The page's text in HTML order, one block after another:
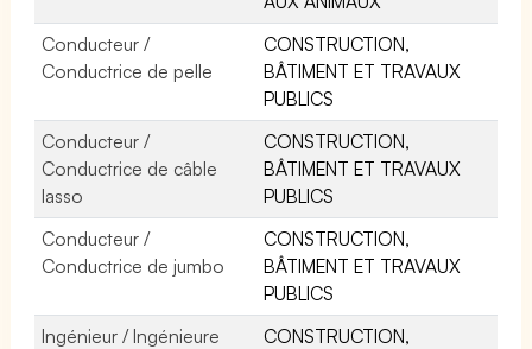
Conducteur /
Conductrice de pelle
CONSTRUCTION,
BÂTIMENT ET TRAVAUX
PUBLICS
Conducteur /
Conductrice de câble
lasso
CONSTRUCTION,
BÂTIMENT ET TRAVAUX
PUBLICS
Conducteur /
Conductrice de jumbo
CONSTRUCTION,
BÂTIMENT ET TRAVAUX
PUBLICS
Ingénieur / Ingénieure
CONSTRUCTION,